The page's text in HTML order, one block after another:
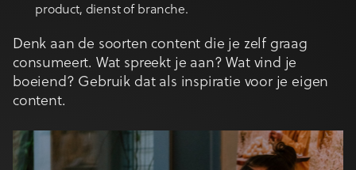
product, dienst of branche.
Denk aan de soorten content die je zelf graag
consumeert. Wat spreekt je aan? Wat vind je
boeiend? Gebruik dat als inspiratie voor je eigen
content.